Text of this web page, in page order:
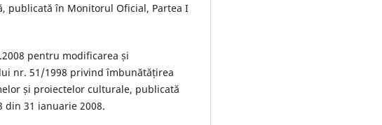
publicată în Monitorul Oficial, Partea I
pentru modificarea și
nr. 51/1998 privind îmbunătățirea
și proiectelor culturale, publicată
31 ianuarie 2008.